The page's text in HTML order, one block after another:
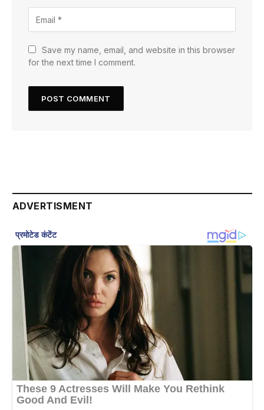
Save my name, email, and website in this browser
for the next time I comment.
ADVERTISMENT